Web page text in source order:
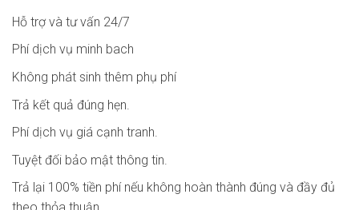
Hỗ trợ và tư vấn 24/7
Phí dịch vụ minh bach
Không phát sinh thêm phụ phí
Trả kết quả đúng hẹn.
Phí dịch vụ giá cạnh tranh.
Tuyệt đối bảo mật thông tin.
Trả lại 100% tiền phí nếu không hoàn thành đúng và đầy đủ